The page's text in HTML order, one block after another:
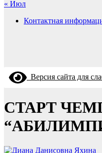
« Июл
Контактная
Версия сайта для
СТАРТ